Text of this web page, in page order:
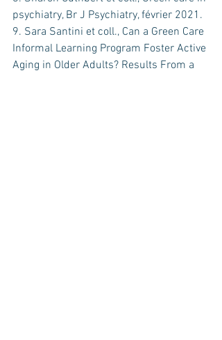
psychiatry, Br J Psychiatry, février 2021.
9. Sara Santini et coll., Can a Green Care
Informal Learning Program Foster Active
Aging in Older Adults? Results From a